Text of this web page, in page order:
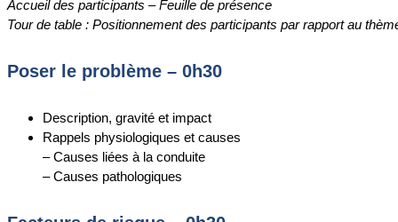
Accueil des participants – Feuille de présence
Tour de table : Positionnement des participants par rapport au
Poser le problème – 0h30
Description, gravité et impact
Rappels physiologiques et causes
– Causes liées à la conduite
– Causes pathologiques